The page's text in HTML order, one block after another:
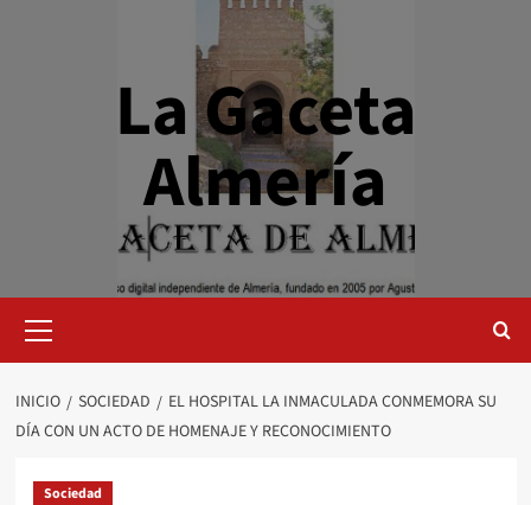
La Gaceta
Almería
primario
INICIO SOCIEDAD
EL HOSPITAL LA INMACULADA CONMEMORA SU
DÍA CON UN ACTO DE HOMENAJE Y RECONOCIMIENTO
Sociedad